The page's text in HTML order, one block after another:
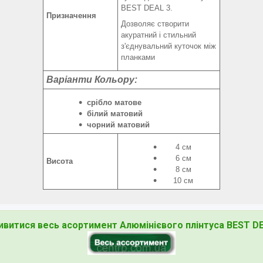
Призначення
BEST DEAL 3.
Дозволяє створити
акуратний і стильний
з'єднувальний куточок між
планками
Варіанти Кольору:
срібло матове
білий матовий
чорний матовий
Висота
4 см
6 см
8 см
10 см
весь асортимент Алюмінієвого плінтуса BEST